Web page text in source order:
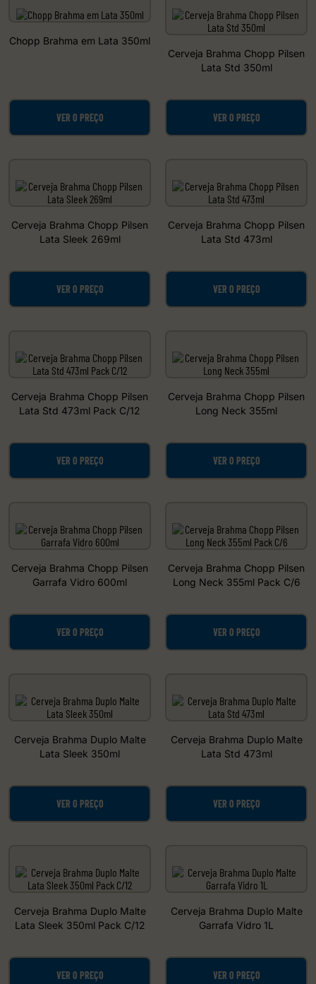
Chopp Brahma em Lata 350ml
VER O PREÇO
Cerveja Brahma Chopp Pilsen
Lata Std 350ml
VER O PREÇO
Cerveja Brahma Chopp Pilsen
Lata Sleek 269ml
VER O PREÇO
Cerveja Brahma Chopp Pilsen
Lata Std 473ml
VER O PREÇO
Cerveja Brahma Chopp Pilsen
Lata Std 473ml Pack C/12
VER O PREÇO
Cerveja Brahma Chopp Pilsen
Long Neck 355ml
VER O PREÇO
Cerveja Brahma Chopp Pilsen
Garrafa Vidro 600ml
VER O PREÇO
Cerveja Brahma Chopp Pilsen
Long Neck 355ml Pack C/6
VER O PREÇO
Cerveja Brahma Duplo Malte
Lata Sleek 350ml
VER O PREÇO
Cerveja Brahma Duplo Malte
Lata Std 473ml
VER O PREÇO
Cerveja Brahma Duplo Malte
Lata Sleek 350ml Pack C/12
VER O PREÇO
Cerveja Brahma Duplo Malte
Garrafa Vidro 1L
VER O PREÇO